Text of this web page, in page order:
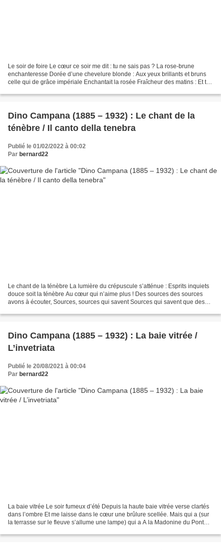
Le soir de foire Le cœur ce soir me dit : tu ne sais pas ? La rose-brune
enchanteresse Dorée d’une chevelure blonde : Aux yeux brillants et bruns
celle qui de grâce impériale Enchantait la rosée Fraîcheur des matins : Et toi
Dino Campana (1885 – 1932) : Le chant de la
ténèbre / Il canto della tenebra
Publié le 01/02/2022 à 00:02
Par bernard22
Le chant de la ténèbre La lumière du crépuscule s’atténue : Esprits inquiets
douce soit la ténèbre Au cœur qui n’aime plus ! Des sources des sources
avons à écouter, Sources, sources qui savent Sources qui savent que des
Dino Campana (1885 – 1932) : La baie vitrée /
L’invetriata
Publié le 20/08/2021 à 00:04
Par bernard22
La baie vitrée Le soir fumeux d’été Depuis la haute baie vitrée verse clartés
dans l’ombre Et me laisse dans le cœur une brûlure scellée. Mais qui a (sur
la terrasse sur le fleuve s’allume une lampe) qui a A la Madonine du Pont